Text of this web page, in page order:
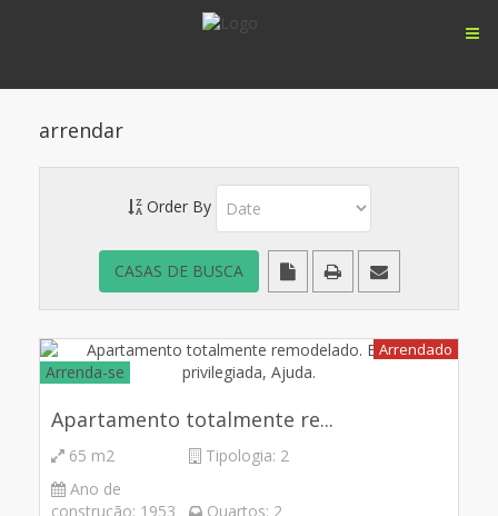
arrendar
Order By
Arrendado
Arrenda-se
Apartamento totalmente re...
65 m2 Tipologia: 2
Ano de
construção: 1953 Quartos: 2